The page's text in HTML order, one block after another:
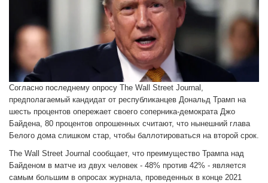
Согласно последнему опросу The Wall Street Journal,
предполагаемый кандидат от республиканцев Дональд Трамп на
шесть процентов опережает своего соперника-демократа Джо
Байдена, 80 процентов опрошенных считают, что нынешний глава
Белого дома слишком стар, чтобы баллотироваться на второй срок.
The Wall Street Journal сообщает, что преимущество Трампа над
Байденом в матче из двух человек - 48% против 42% - является
самым большим в опросах журнала, проведенных в конце 2021